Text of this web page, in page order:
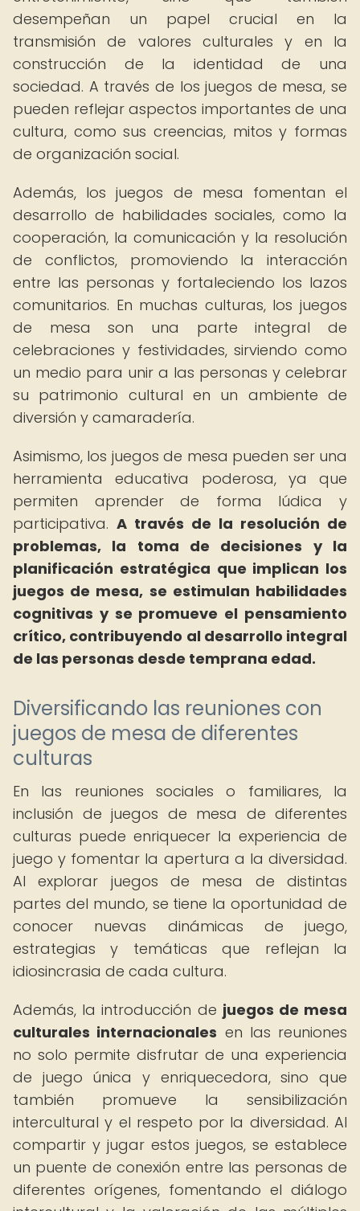
desempeñan un papel crucial en la
transmisión de valores culturales y en la
construcción de la identidad de una
sociedad. A través de los juegos de mesa, se
pueden reflejar aspectos importantes de una
cultura, como sus creencias, mitos y formas
de organización social.
Además, los juegos de mesa fomentan el
desarrollo de habilidades sociales, como la
cooperación, la comunicación y la resolución
de conflictos, promoviendo la interacción
entre las personas y fortaleciendo los lazos
comunitarios. En muchas culturas, los juegos
de mesa son una parte integral de
celebraciones y festividades, sirviendo como
un medio para unir a las personas y celebrar
su patrimonio cultural en un ambiente de
diversión y camaradería.
Asimismo, los juegos de mesa pueden ser una
herramienta educativa poderosa, ya que
permiten aprender de forma lúdica y
participativa. A través de la resolución de
problemas, la toma de decisiones y la
planificación estratégica que implican los
juegos de mesa, se estimulan habilidades
cognitivas y se promueve el pensamiento
crítico, contribuyendo al desarrollo integral
de las personas desde temprana edad.
Diversificando las reuniones con
juegos de mesa de diferentes
culturas
En las reuniones sociales o familiares, la
inclusión de juegos de mesa de diferentes
culturas puede enriquecer la experiencia de
juego y fomentar la apertura a la diversidad.
Al explorar juegos de mesa de distintas
partes del mundo, se tiene la oportunidad de
conocer nuevas dinámicas de juego,
estrategias y temáticas que reflejan la
idiosincrasia de cada cultura.
Además, la introducción de juegos de mesa
culturales internacionales en las reuniones
no solo permite disfrutar de una experiencia
de juego única y enriquecedora, sino que
también promueve la sensibilización
intercultural y el respeto por la diversidad. Al
compartir y jugar estos juegos, se establece
un puente de conexión entre las personas de
diferentes orígenes, fomentando el diálogo